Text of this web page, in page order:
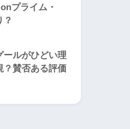
プライム・
？
ールがひどい理
？賛否ある評価